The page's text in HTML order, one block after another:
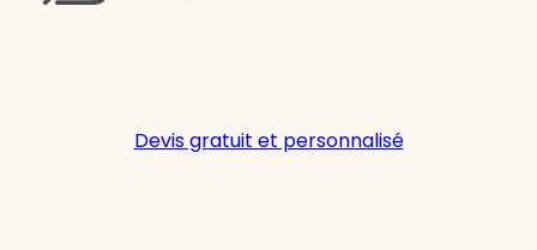
Devis gratuit et personnalisé